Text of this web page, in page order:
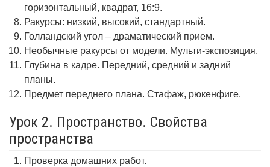
горизонтальный, квадрат, 16:9.
Ракурсы: низкий, высокий, стандартный.
Голландский угол – драматический прием.
Необычные ракурсы от модели. Мульти-экспозиция.
Глубина в кадре. Передний, средний и задний
планы.
Предмет переднего плана. Стафаж, рюкенфиге.
Урок 2. Пространство. Свойства
пространства
Проверка домашних работ.